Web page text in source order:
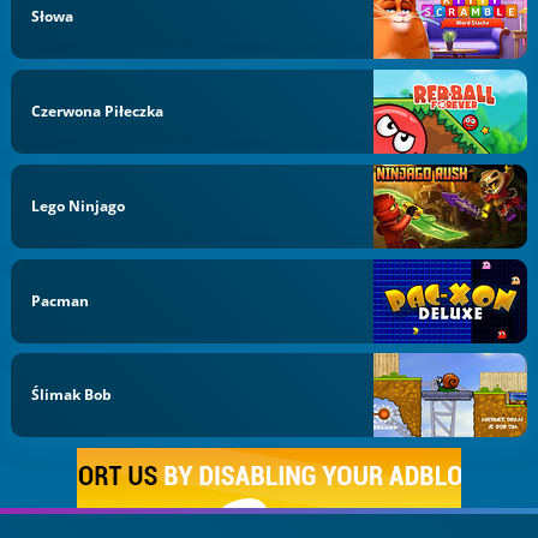
Słowa
Czerwona Piłeczka
Lego Ninjago
Pacman
Ślimak Bob